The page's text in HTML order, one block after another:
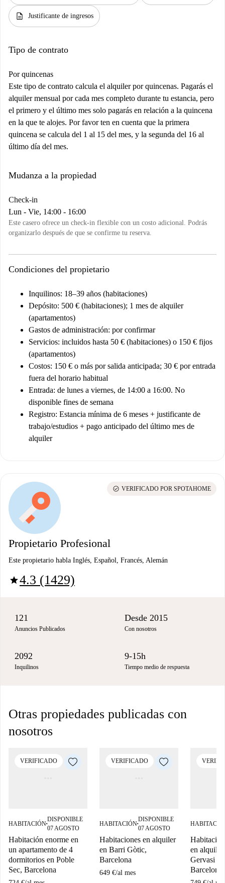
description Justificante de ingresos
Tipo de contrato
Por quincenas
Este tipo de contrato calcula el alquiler por quincenas. Pagarás el
alquiler mensual por cada mes completo durante tu estancia, pero
el primero y el último mes solo pagarás en relación a la quincena
en la que te alojes. Por favor ten en cuenta que la primera
quincena se calcula del 1 al 15 del mes, y la segunda del 16 al
último día del mes.
Mudanza a la propiedad
Check-in
Lun - Vie, 14:00 - 16:00
Este casero ofrece un check-in flexible con un costo adicional. Podrás
organizarlo después de que se confirme tu reserva.
Condiciones del propietario
Inquilinos: 18–39 años (habitaciones)
Depósito: 500 € (habitaciones); 1 mes de alquiler
(apartamentos)
Gastos de administración: por confirmar
Servicios: incluidos hasta 50 € (habitaciones) o 150 € fijos
(apartamentos)
Costos: 150 € o más por salida anticipada; 30 € por entrada
fuera del horario habitual
Entrada: de lunes a viernes, de 14:00 a 16:00. No
disponible fines de semana
Registro: Estancia mínima de 6 meses + justificante de
trabajo/estudios + pago anticipado del último mes de
alquiler
Propietario Profesional
Este propietario habla Inglés, Español, Francés, Alemán
star4.3 (1429)
check_circle VERIFICADO POR SPOTAHOME
121
Anuncios Publicados
Desde 2015
Con nosotros
2092
Inquilinos
9-15h
Tiempo medio de respuesta
Otras propiedades publicadas con
nosotros
VERIFICADO
HABITACIÓN■
DISPONIBLE
07 AGOSTO
Habitación enorme en
un apartamento de 4
dormitorios en Poble
Sec, Barcelona
VERIFICADO
HABITACIÓN■
DISPONIBLE
07 AGOSTO
Habitaciones en alquiler
en Barri Gòtic,
Barcelona
649 €/al mes
en alquiler
Gervasi
Barcelona